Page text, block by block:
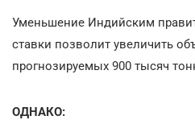
Уменьшение Индийским
ставки позволит увеличить
прогнозируемых 900 тысяч
ОДНАКО: